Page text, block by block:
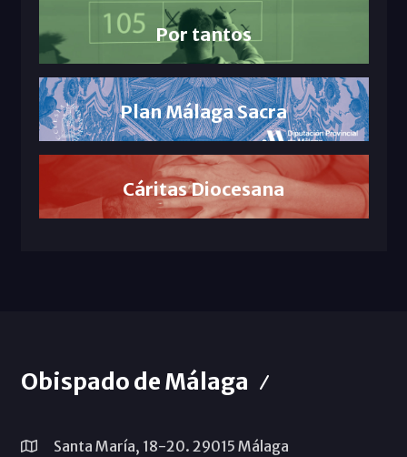
Por tantos
Plan Málaga Sacra
Cáritas Diocesana
Obispado de Málaga
Santa María, 18-20. 29015 Málaga